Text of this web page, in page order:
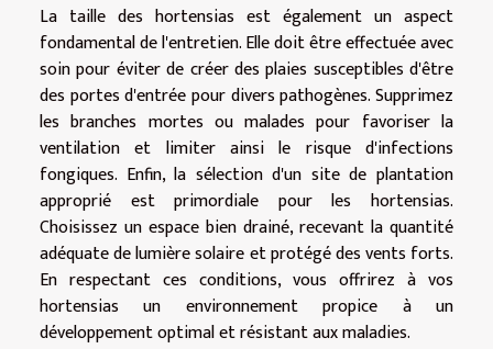
La taille des hortensias est également un aspect
fondamental de l'entretien. Elle doit être effectuée avec
soin pour éviter de créer des plaies susceptibles d'être
des portes d'entrée pour divers pathogènes. Supprimez
les branches mortes ou malades pour favoriser la
ventilation et limiter ainsi le risque d'infections
fongiques. Enfin, la sélection d'un site de plantation
approprié est primordiale pour les hortensias.
Choisissez un espace bien drainé, recevant la quantité
adéquate de lumière solaire et protégé des vents forts.
En respectant ces conditions, vous offrirez à vos
hortensias un environnement propice à un
développement optimal et résistant aux maladies.